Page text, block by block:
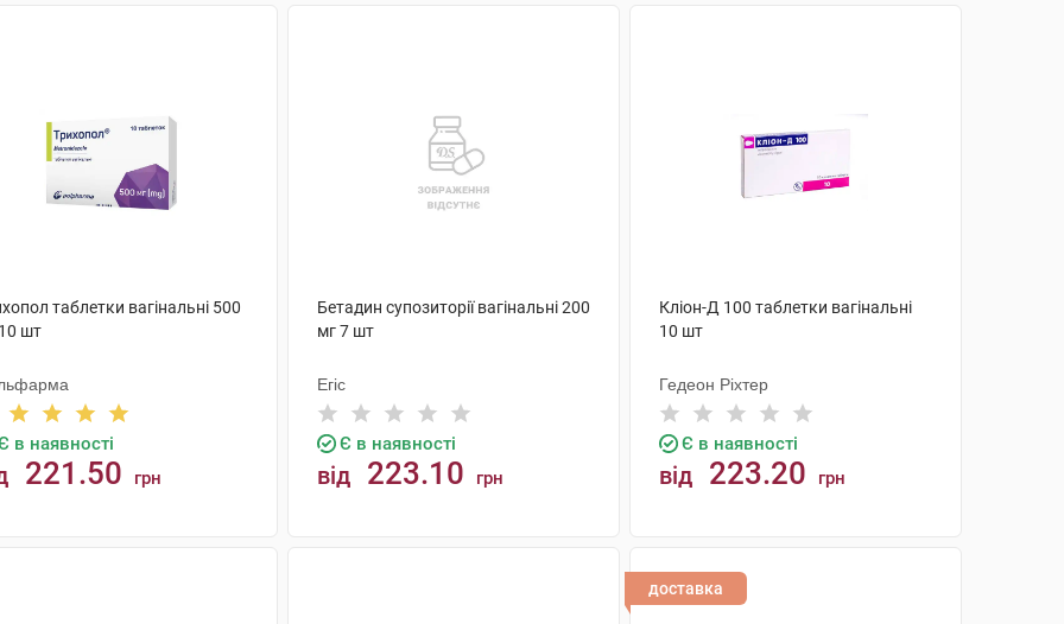
таблетки вагінальні 500
шт
в наявності
221.50 грн
Бетадин супозиторії вагінальні 200
мг 7 шт
Егіс
Є в наявності
від 223.10 грн
Кліон-Д 100 таблетки вагінальні
10 шт
Гедеон Ріхтер
Є в наявності
від 223.20 грн
доставка